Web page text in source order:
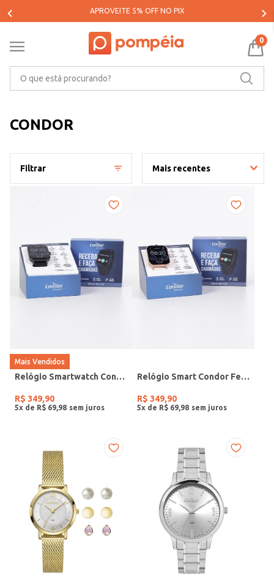
PARCELE SUAS COMPRAS EM ATÉ 5X SEM JUROS*
0
CONDOR
Filtrar Mais recentes
Mais Vendidos
Relógio Smartwatch Condor PRETO
R$ 349,90
5x de R$ 69 98
Relógio Smart Condor Feminino ROSE
R$ 349,90
5x de R$ 69 98